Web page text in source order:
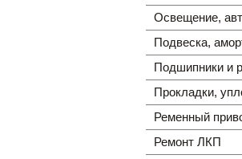
Освещение,
Подвеска,
Подшипники и
Прокладки,
Ременный
Ремонт ЛКП